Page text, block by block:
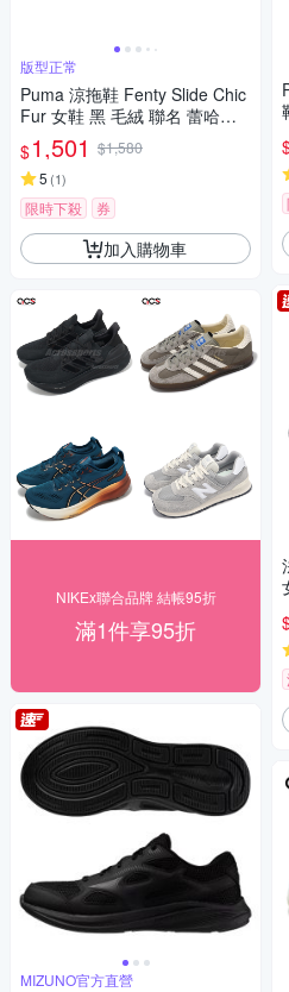
版型正常
Puma 涼拖鞋 Fenty Slide Chic
Fur 女鞋 黑 毛絨 聯名 蕾哈娜 4
04768-02
$1,501 $1,580
5 (1)
限時下殺 券
加入購物車
NIKEx聯合品牌 結帳95折
滿1件享95折
MIZUNO官方直營